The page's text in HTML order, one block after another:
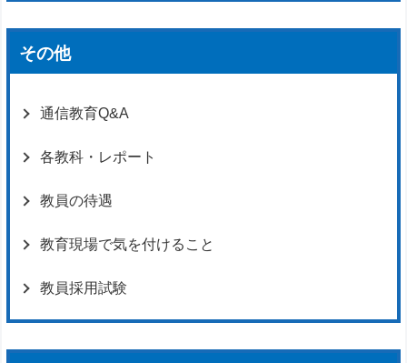
その他
通信教育Q&A
各教科・レポート
教員の待遇
教育現場で気を付けること
教員採用試験